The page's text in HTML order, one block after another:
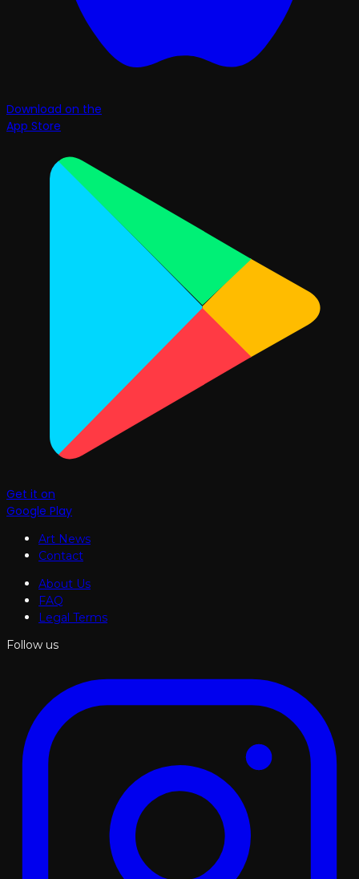
Download on the
App Store
Get it on
Google Play
Art News
Contact
About Us
FAQ
Legal Terms
Follow us